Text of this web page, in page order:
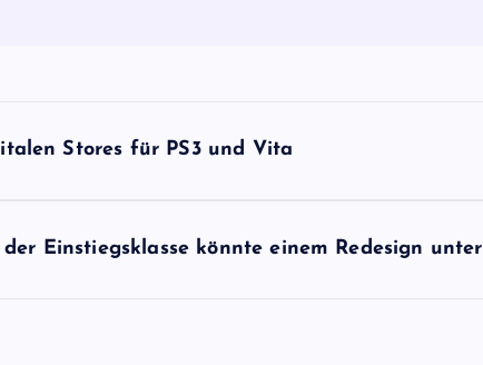
Stores für PS3 und Vita
Einstiegsklasse könnte einem Redesign